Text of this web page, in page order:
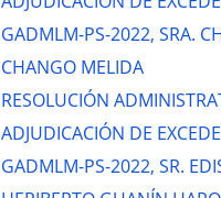
GADMLM-PS-2022, SRA.
CHANGO MELIDA
RESOLUCIÓN
ADJUDICACIÓN DE
GADMLM-PS-2022, SR.